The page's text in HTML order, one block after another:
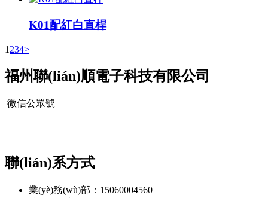
K01配紅白直桿
1 234>
福州聯(lián)順電子科技有限公司
微信公眾號
聯(lián)系方式
業(yè)務(wù)部：15060004560